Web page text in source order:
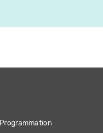
Programmation